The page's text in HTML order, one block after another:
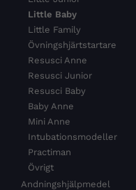
Little Baby
Little Family
Övningshjärtstartare
Resusci Anne
Resusci Junior
Resusci Baby
Baby Anne
Mini Anne
Intubationsmodeller
Practiman
Övrigt
Andningshjälpmedel